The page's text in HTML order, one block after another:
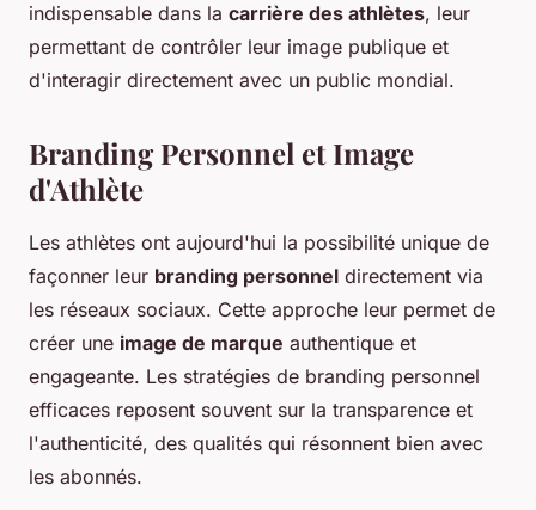
indispensable dans la carrière des athlètes, leur
permettant de contrôler leur image publique et
d'interagir directement avec un public mondial.
Branding Personnel et Image
d'Athlète
Les athlètes ont aujourd'hui la possibilité unique de
façonner leur branding personnel directement via
les réseaux sociaux. Cette approche leur permet de
créer une image de marque authentique et
engageante. Les stratégies de branding personnel
efficaces reposent souvent sur la transparence et
l'authenticité, des qualités qui résonnent bien avec
les abonnés.